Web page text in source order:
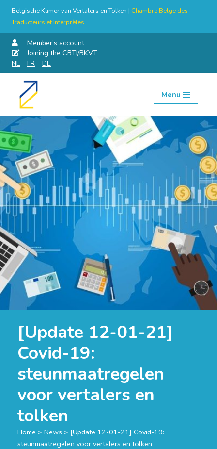
Belgische Kamer van Vertalers en Tolken | Chambre Belge des
Traducteurs et Interprètes
Member’s account
Joining the CBTI/BKVT
NL
FR DE
Skip
content
Menu
[Update 12-01-21]
Covid-19:
steunmaatregelen
voor vertalers en
tolken
Home > News > [Update 12-01-21] Covid-19:
steunmaatregelen voor vertalers en tolken